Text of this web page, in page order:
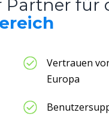
Partner für
Vertrauen
Europa